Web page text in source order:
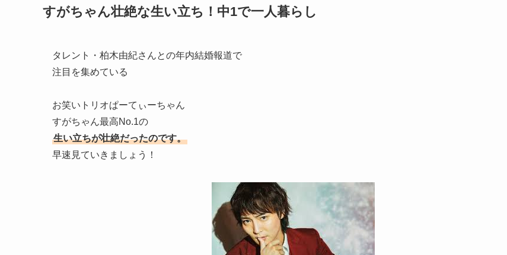
すがちゃん壮絶な生い立ち！中1で一人暮らし
タレント・柏木由紀さんとの年内結婚報道で
注目を集めている
お笑いトリオぱーてぃーちゃん
すがちゃん最高No.1の
生い立ちが壮絶だったのです。
早速見ていきましょう！